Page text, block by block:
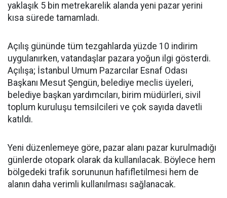
yaklaşık 5 bin metrekarelik alanda yeni pazar yerini
kısa sürede tamamladı.
Açılış gününde tüm tezgahlarda yüzde 10 indirim
uygulanırken, vatandaşlar pazara yoğun ilgi gösterdi.
Açılışa; İstanbul Umum Pazarcılar Esnaf Odası
Başkanı Mesut Şengün, belediye meclis üyeleri,
belediye başkan yardımcıları, birim müdürleri, sivil
toplum kuruluşu temsilcileri ve çok sayıda davetli
katıldı.
Yeni düzenlemeye göre, pazar alanı pazar kurulmadığı
günlerde otopark olarak da kullanılacak. Böylece hem
bölgedeki trafik sorununun hafifletilmesi hem de
alanın daha verimli kullanılması sağlanacak.